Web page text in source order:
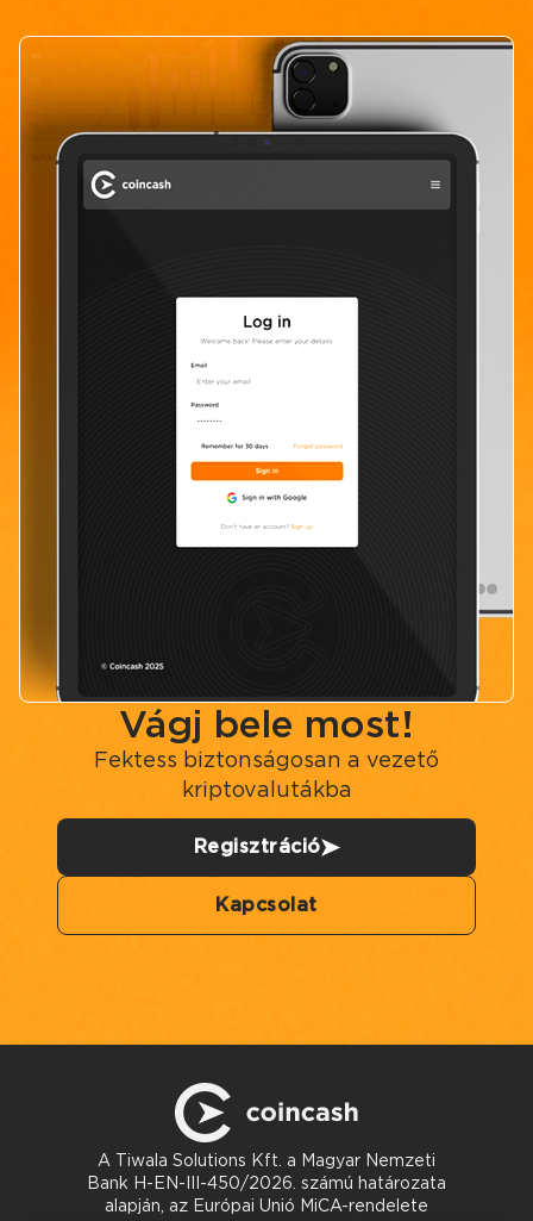
Vágj bele most!
Fektess biztonságosan a vezető
kriptovalutákba
Regisztráció
Kapcsolat
A Tiwala Solutions Kft. a Magyar Nemzeti
Bank H-EN-III-450/2026. számú határozata
alapján, az Európai Unió MiCA-rendelete